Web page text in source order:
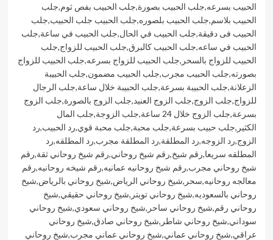
الحبيب بسرعه,جلب الحبيب بصورة,جلب الحبيب بفص ثوم,جلب
الحبيب بلاسم,جلب الحبيب بلصوره,جلب الحبيب جلب الحبيب,جلب
الحبيب فى دقيقة,جلب الحبيب في الحال,جلب الحبيب في ساعة,جلب
الحبيب في ساعه,جلب الحبيب كالبرق,جلب الحبيب للزواج,جلب
الحبيب للزواج بالسحر ,جلب الحبيب للزواج بسرعه,جلب الحبيب للزواج
بصورته,جلب الحبيب مجرب,جلب الحبيب مضمون,جلب الحبيبة
الزعلانة,جلب الحبيبة بسرعة,جلب الحبيبة خلال ساعة,جلب الرجال
للزواج,جلب الزوج,جلب الزوج العنيد,جلب الزوج بالصورة,جلب الزوج
بسرعة,جلب الزوج خلال 24 ساعة ,جلب الزوجة,جلب المال
الكثير ,جلب حبيب بسرعة,جلب محبة,جلب محبة قوي,رد الحبيب,رد
الزوج,رد الزوجه,رد المطلقة,رد المطلقة مجرب,رد المطلقه,رد
المطلقه سريعا,رقم شيخ,رقم شيخ روحاني,رقم شيخ روحاني ثقة,رقم
شيخ روحاني مجرب,رقم شيخ روحانيه عمانيه,رقم شيخه روحانيه,رقم
معالجه روحانيه,سحر ,شيخ روحاني الرياض,شيخ روحاني بالرياض,شيخ
روحاني بالسعوديه,شيخ روحاني تويتر ,شيخ روحاني حقيقي,شيخ
روحاني رقم,شيخ روحاني ساحر ,شيخ روحاني سعودي,شيخ روحاني
سوداني,شيخ روحاني شاطر ,شيخ روحاني صادق,شيخ روحاني
عراقي,شيخ روحاني عماني,شيخ روحاني عماني مجرب,شيخ روحاني